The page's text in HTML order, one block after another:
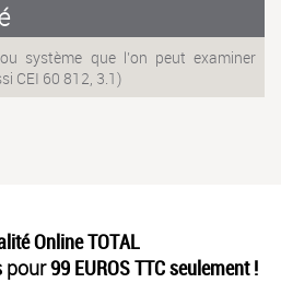
système que l’on peut examiner
CEI 60 812, 3.1)
Online TOTAL
pour99 EUROS TTC seulement !